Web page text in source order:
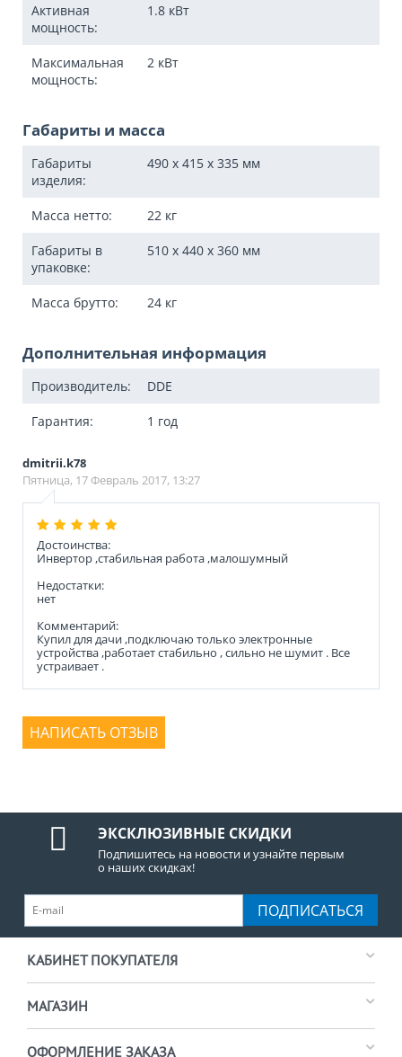
Активная
мощность:
1.8 кВт
Максимальная
мощность:
2 кВт
Габариты и масса
Габариты
изделия:
490 x 415 x 335 мм
Масса нетто: 22 кг
Габариты в
упаковке:
510 x 440 x 360 мм
Масса брутто: 24 кг
Дополнительная информация
Производитель: DDE
Гарантия: 1 год
dmitrii.k78
Пятница, 17 Февраль 2017, 13:27
Достоинства:
Инвертор ,стабильная работа ,малошумный
Недостатки:
нет
Комментарий:
Купил для дачи ,подключаю только электронные
устройства ,работает стабильно , сильно не шумит . Все
устраивает .
НАПИСАТЬ ОТЗЫВ
ЭКСКЛЮЗИВНЫЕ СКИДКИ
Подпишитесь на новости и узнайте первым
о наших скидках!
ПОДПИСАТЬСЯ
КАБИНЕТ ПОКУПАТЕЛЯ
МАГАЗИН
ОФОРМЛЕНИЕ ЗАКАЗА